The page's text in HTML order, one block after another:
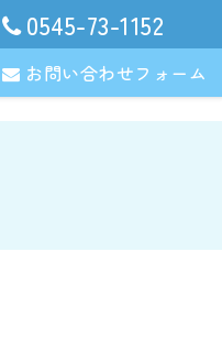
0545-73-1152
お問い合わせフォーム